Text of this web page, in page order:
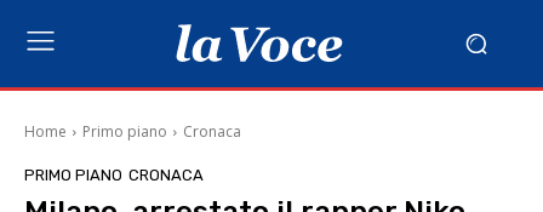
Home Primo piano Cronaca
PRIMO PIANO CRONACA